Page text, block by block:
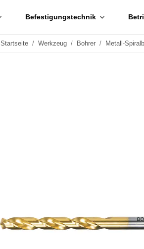
Befestigungstechnik
Startseite Werkzeug Bohrer Metall-